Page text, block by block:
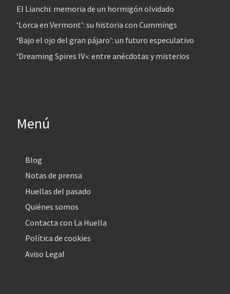
El Lianchi: memoria de un hormigón olvidado
‘Lorca en Vermont’: su historia con Cummings
‘Bajo el ojo del gran pájaro’: un futuro especulativo
‘Dreaming Spires IV»: entre anécdotas y misterios
Menú
Blog
Notas de prensa
Huellas del pasado
Quiénes somos
Contacta con La Huella
Política de cookies
Aviso Legal